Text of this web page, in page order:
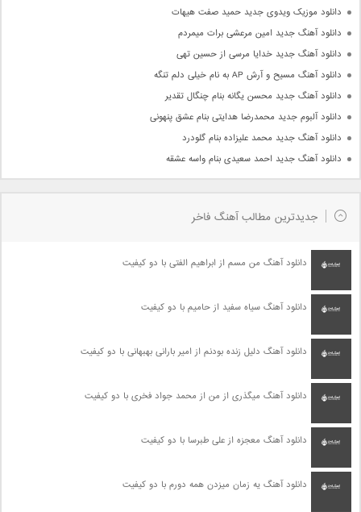
دانلود موزیک ویدوی جدید حمید صفت هیهات
دانلود آهنگ جدید امین مرعشی برات میمردم
دانلود آهنگ جدید خدایا مرسی از حسین تهی
دانلود آهنگ مسیح و آرش AP به نام خیلی دلم تنگه
دانلود آهنگ جدید محسن یگانه بنام چنگال تقدیر
دانلود آلبوم جدید محمدرضا هدایتی بنام عشق پنهونی
دانلود آهنگ جدید محمد علیزاده بنام گلودرد
دانلود آهنگ جدید احمد سعیدی بنام واسه عشقه
جدیدترین مطالب آهنگ فاخر
دانلود آهنگ من مسم از ابراهیم الفتی با دو کیفیت
دانلود آهنگ سیاه سفید از حامیم با دو کیفیت
دانلود آهنگ دلیل زنده بودنم از امیر بارانی بهبهانی با دو کیفیت
دانلود آهنگ میگذری از من از محمد جواد فخری با دو کیفیت
دانلود آهنگ معجزه از علی طبرسا با دو کیفیت
دانلود آهنگ یه زمان میزدن همه دورم با دو کیفیت